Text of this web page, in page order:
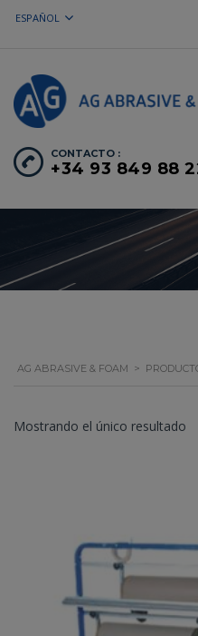
ESPAÑOL
CONTACTO :
+34 93 849 88
AG ABRASIVE & FOAM >
Mostrando el único resultado